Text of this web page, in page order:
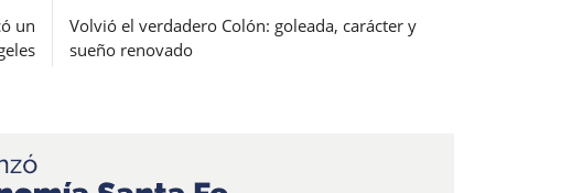
un
Volvió el verdadero Colón: goleada, carácter y
sueño renovado